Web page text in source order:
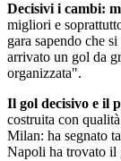
Decisivi i cambi:
migliori e
gara sapendo che
arrivato un gol da
organizzata".
Il gol decisivo e il
costruita con
Milan: ha segnato
Napoli ha trovato il